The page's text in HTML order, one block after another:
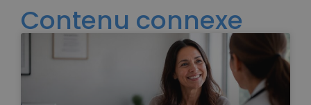
Contenu connexe